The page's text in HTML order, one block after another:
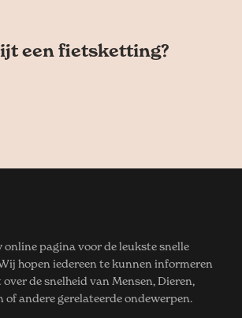
een fietsketting?
online pagina voor de leukste snelle
hopen iedereen te kunnen informeren
de snelheid van Mensen, Dieren,
of andere gerelateerde ondewerpen.